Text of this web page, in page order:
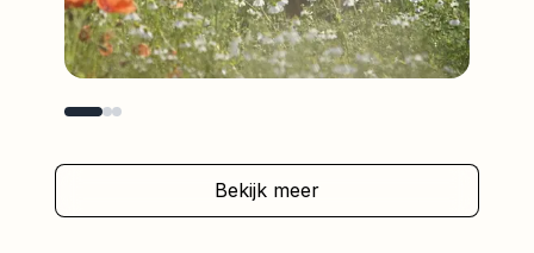
Bekijk meer